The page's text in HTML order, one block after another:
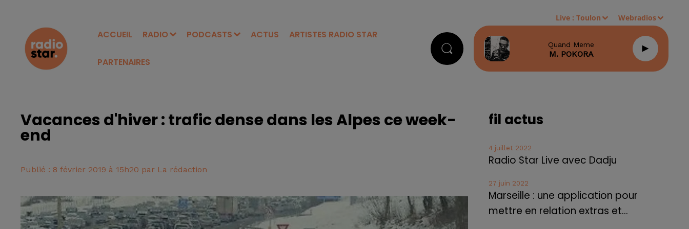
ACCUEIL RADIO PODCASTS ACTUS ARTISTES RADIO STAR
PARTENAIRES
Live :Toulon Webradios
Quand Meme
M. POKORA
Vacances d'hiver : trafic dense dans les Alpes ce week-
end
Publié : 8 février 2019 à 15h20 par La rédaction
fil actus
4 juillet 2022
Radio Star Live avec Dadju
27 juin 2022
Marseille : une application pour
mettre en relation extras et...